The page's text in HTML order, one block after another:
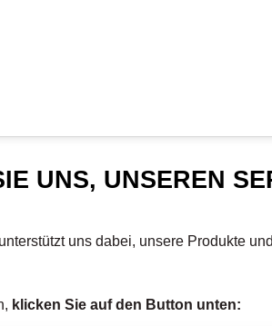
UNS, UNSEREN
uns dabei, unsere Produkte
klicken Sie auf den Button unten: